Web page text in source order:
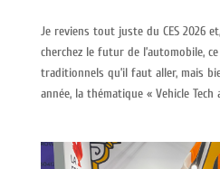
Je reviens tout juste du CES 2026
cherchez le futur de l’automobile,
traditionnels qu’il faut aller, mais
année, la thématique « Vehicle Tech